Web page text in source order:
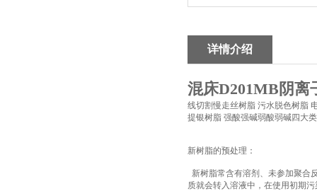
详情介绍
混床D201MB阴离
线切割慢走丝树脂 污水脱色树脂
提银树脂 强酸强碱弱酸弱碱四大
新树脂的预处理：
新树脂常含有溶剂、未参加聚合
质就会转入溶液中，在使用初期